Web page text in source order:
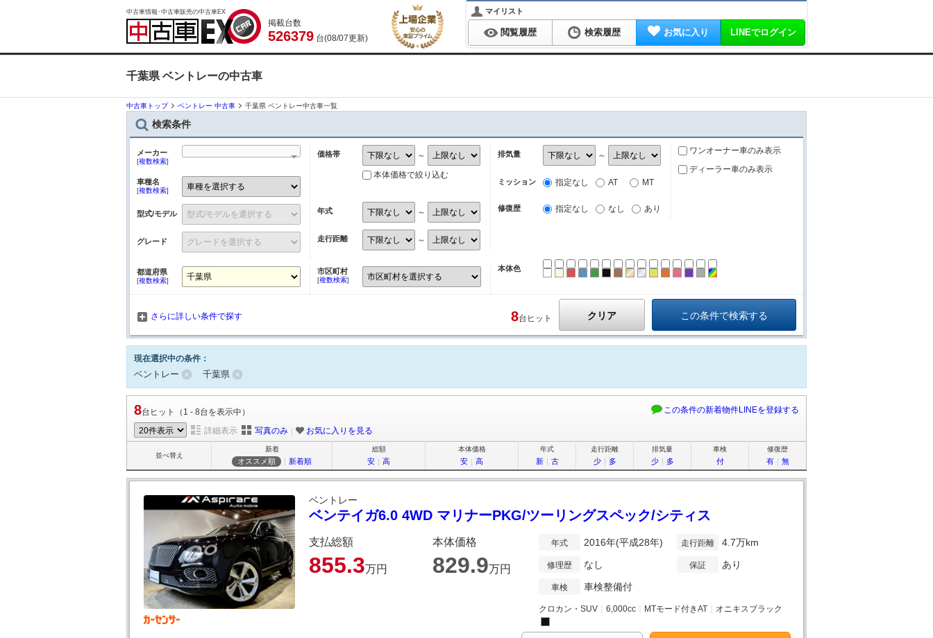
中古車情報･中古車販売の中古車EX
掲載台数
526379 台(08/07更新)
マイリスト
閲覧履歴 検索履歴 お気に入り LINEでログイン
千葉県 ベントレーの中古車
中古車トップ ベントレー 中古車 千葉県 ベントレー中古車一覧
検索条件
メーカー
[複数検索]
車種名
[複数検索]
型式/モデル
グレード
価格帯 ～
本体価格で絞り込む
年式 ～
走行距離 ～
排気量 ～
ミッション 指定なし AT MT
修復歴 指定なし なし あり
ワンオーナー車のみ表示
ディーラー車のみ表示
都道府県
[複数検索]
市区町村
[複数検索]
本体色
レッドブルーグリーン
ブラック
ブラウンゴールド パープル
グレー
さらに詳しい条件で探す クリア
8台ヒット
現在選択中の条件：
ベントレー 千葉県
8台ヒット（1 - 8台を表示中） この条件の新着物件LINEを登録する
詳細表示 写真のみ ｜ お気に入りを見る
並べ替え
新着
オススメ順 ｜ 新着順
総額
安 ｜ 高
本体価格
安 ｜ 高
年式
新｜ 古
走行距離
少｜ 多
排気量
少｜ 多
車検
付
修復歴
有｜ 無
ベントレー
ベンテイガ6.0 4WD マリナーPKG/ツーリングスペック/シティス
支払総額
855.3万円
本体価格
829.9万円
年式 2016年(平成28年)
修理歴 なし
車検 車検整備付
走行距離 4.7万km
保証 あり
クロカン・SUV｜ 6,000cc｜ MTモード付きAT｜ オニキスブラック